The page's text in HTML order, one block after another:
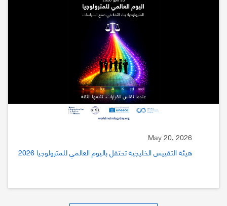
May 20, 2026
هيئة التقييس الخليجية تحتفل باليوم العالمي للمترولوجيا 2026